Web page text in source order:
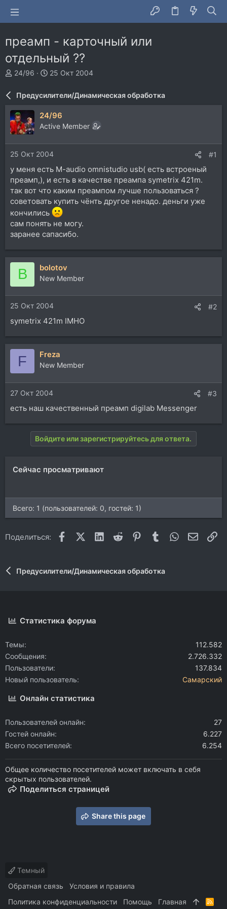
преамп - карточный или
отдельный ??
А
т
р
т
е
ы
24/96
Д
н
а
ч
а
25 Окт 2004
Предусилители/Динамическая обработка
24/96
Active Member
25 Окт 2004 #1
у меня есть M-audio omnistudio usb( есть встроеный
преамп,), и есть в качестве преампа symetrix 421m.
так вот что каким преампом лучше пользоваться ?
советовать купить чёнть другое ненадо. деньги уже
кончились
сам понять не могу.
заранее сапасибо.
B bolotov
New Member
25 Окт 2004 #2
symetrix 421m IMHO
F Freza
New Member
27 Окт 2004 #3
есть наш качественный преамп digilab Messenger
Войдите или зарегистрируйтесь для ответа.
Сейчас просматривают
Всего: 1 (пользователей: 0, гостей: 1)
Поделиться: FacebookX (Twitter)
LinkedIn
Reddit Pinterest
Tumblr WhatsApp
Предусилители/Динамическая обработка
Статистика форума
Темы
112.582
Сообщения
2.726.332
Пользователи
137.834
Новый пользователь
Самарский
Онлайн статистика
Пользователей онлайн
27
Гостей онлайн
6.227
Всего посетителей
6.254
Общее количество посетителей может включать в себя
скрытых пользователей.
Поделиться страницей
Share this page
Темный
Обратная связь
Условия и правила
Политика конфиденциальности
Помощь Главная
R